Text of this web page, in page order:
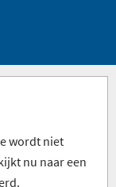
wordt niet
nu naar een